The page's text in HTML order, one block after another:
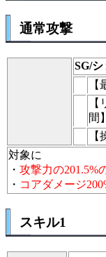
通常攻撃
SG/
【
間】
【
対象に
・ 攻撃力の201.5%
・ コアダメージ
スキル1